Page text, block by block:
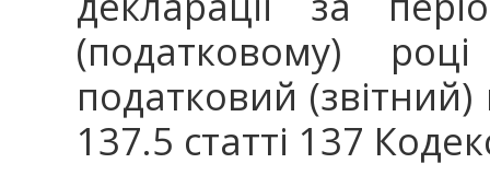
(податковому)
податковий (звітний)
137.5 статті 137